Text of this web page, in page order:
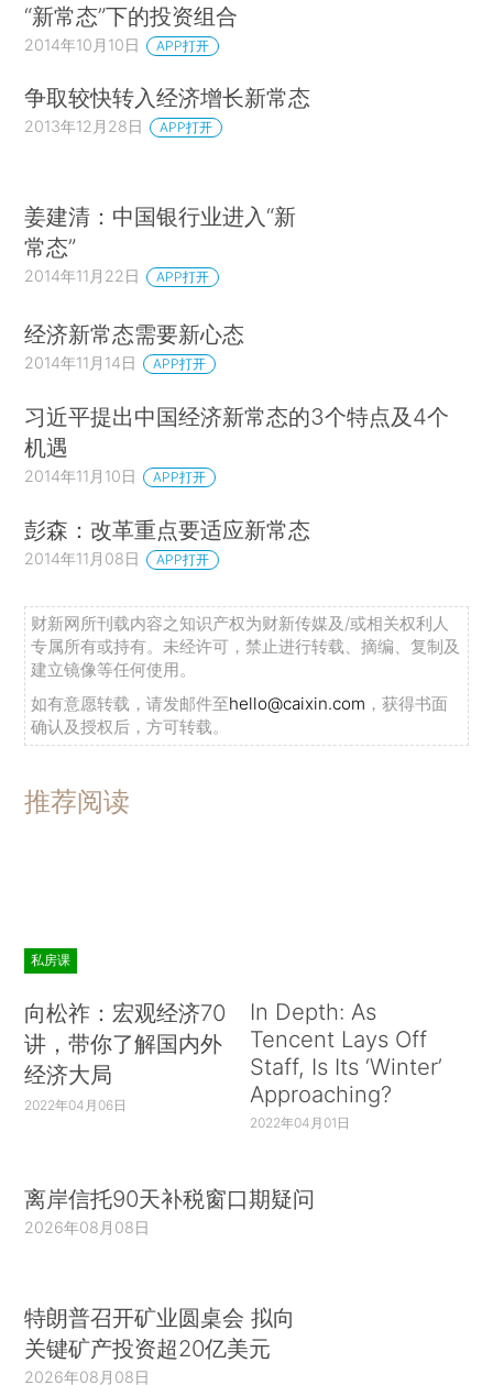
“新常态”下的投资组合
2014年10月10日 APP打开
争取较快转入经济增长新常态
2013年12月28日 APP打开
姜建清：中国银行业进入“新
常态”
2014年11月22日 APP打开
经济新常态需要新心态
2014年11月14日 APP打开
习近平提出中国经济新常态的3个特点及4个
机遇
2014年11月10日 APP打开
彭森：改革重点要适应新常态
2014年11月08日 APP打开
财新网所刊载内容之知识产权为财新传媒及/或相关权利人
专属所有或持有。未经许可，禁止进行转载、摘编、复制及
建立镜像等任何使用。
如有意愿转载，请发邮件至hello@caixin.com ，获得书面
确认及授权后，方可转载。
推荐阅读
私房课
向松祚：宏观经济70
讲，带你了解国内外
经济大局
2022年04月06日
In Depth: As
Tencent Lays Off
Staff, Is Its ‘Winter’
Approaching?
2022年04月01日
离岸信托90天补税窗口期疑问
2026年08月08日
特朗普召开矿业圆桌会 拟向
关键矿产投资超20亿美元
2026年08月08日